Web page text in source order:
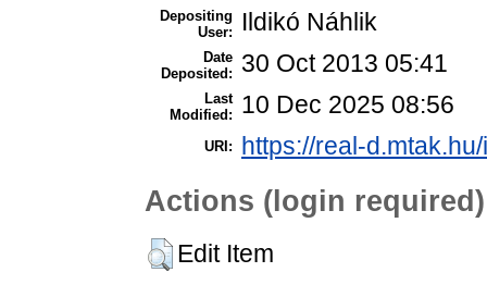
Depositing
User:
Ildikó Náhlik
Date
Deposited:
30 Oct 2013 05:41
Last
Modified:
10 Dec 2025 08:56
URI: https://real-
Actions (login required)
Edit Item